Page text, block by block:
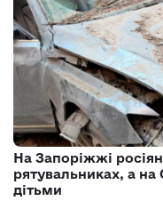
На Запоріжжі
рятувальниках, а
дітьми